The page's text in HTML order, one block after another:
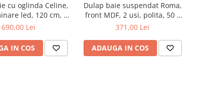
cu oglinda Celine,
led, 120 cm, 3
soft close, alb
690,00 Lei
IN COS
Dulap baie suspendat Roma,
front MDF, 2 usi, polita, 50 x
68 cm, alb
371,00 Lei
ADAUGA IN COS